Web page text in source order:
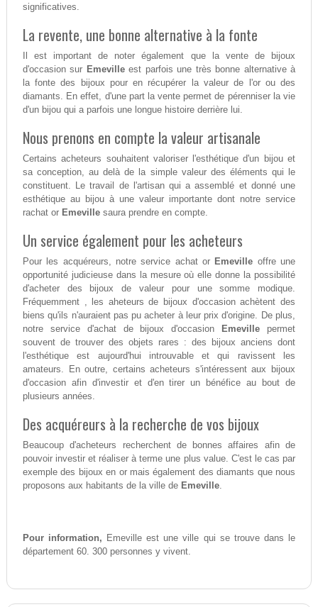
significatives.
La revente, une bonne alternative à la fonte
Il est important de noter également que la vente de bijoux
d'occasion sur Emevilleest parfois une très bonne alternative à
la fonte des bijoux pour en récupérer la valeur de l'or ou des
diamants. En effet, d'une part la vente permet de pérenniser la vie
d'un bijou qui a parfois une longue histoire derrière lui.
Nous prenons en compte la valeur artisanale
Certains acheteurs souhaitent valoriser l'esthétique d'un bijou et
sa conception, au delà de la simple valeur des éléments qui le
constituent. Le travail de l'artisan qui a assemblé et donné une
esthétique au bijou à une valeur importante dont notre service
rachat or Emevillesaura prendre en compte.
Un service également pour les acheteurs
Pour les acquéreurs, notre service achat or Emeville offre une
opportunité judicieuse dans la mesure où elle donne la possibilité
d'acheter des bijoux de valeur pour une somme modique.
Fréquemment , les aheteurs de bijoux d'occasion achètent des
biens qu'ils n'auraient pas pu acheter à leur prix d'origine. De plus,
notre service d'achat de bijoux d'occasion Emeville permet
souvent de trouver des objets rares : des bijoux anciens dont
l'esthétique est aujourd'hui introuvable et qui ravissent les
amateurs. En outre, certains acheteurs s'intéressent aux bijoux
d'occasion afin d'investir et d'en tirer un bénéfice au bout de
plusieurs années.
Des acquéreurs à la recherche de vos bijoux
Beaucoup d'acheteurs recherchent de bonnes affaires afin de
pouvoir investir et réaliser à terme une plus value. C'est le cas par
exemple des bijoux en or mais également des diamants que nous
proposons aux habitants de la ville de Emeville.
Pour information, Emeville est une ville qui se trouve dans le
département 60. 300 personnes y vivent.